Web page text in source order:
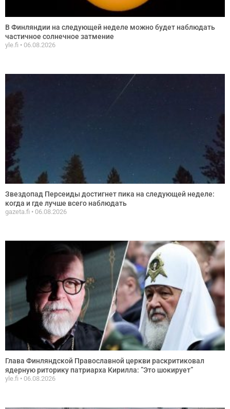
В Финляндии на следующей неделе можно будет наблюдать
частичное солнечное затмение
yle.fi 06.08.2026
Звездопад Персеиды достигнет пика на следующей неделе:
когда и где лучше всего наблюдать
gazeta.fi 06.08.2026
Глава Финляндской Православной церкви раскритиковал
ядерную риторику патриарха Кирилла: ”Это шокирует”
yle.fi 06.08.2026